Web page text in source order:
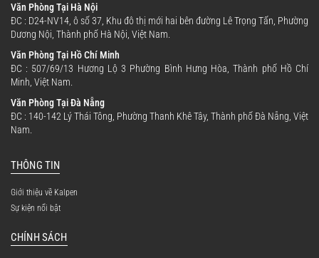
Văn Phòng Tại Hà Nội
ĐC : D24-NV14, ô số 37, Khu đô thị mới hai bên đường Lê Trọng Tấn, Phường
Dương Nội, Thành phố Hà Nội, Việt Nam.
Văn Phòng Tại Hồ Chí Minh
ĐC : 507/69/13 Hương Lộ 3 Phường Bình Hưng Hòa, Thành phố Hồ Chí
Minh, Việt Nam.
Văn Phòng Tại Đà Nẵng
ĐC : 140-142 Lý Thái Tông, Phường Thanh Khê Tây, Thành phố Đà Nẵng, Việt
Nam.
THÔNG TIN
Giới thiệu về Kalpen
Sự kiện nổi bật
CHÍNH SÁCH